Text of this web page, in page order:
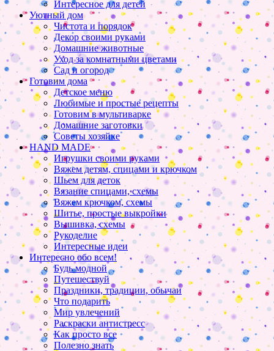
Интересное для детей
Уютный дом
Чистота и порядок
Декор своими руками
Домашние животные
Уход за комнатными цветами
Сад и огород
Готовим дома
Детское меню
Любимые и простые рецепты
Готовим в мультиварке
Домашние заготовки
Советы хозяйке
HAND MADE
Игрушки своими руками
Вяжем детям, спицами и крючком
Шьем для деток
Вязание спицами, схемы
Вяжем крючком, схемы
Шитье, простые выкройки
Вышивка, схемы
Рукоделие
Интересные идеи
Интересно обо всем!
Будь модной
Путешествуй
Праздники, традиции, обычаи
Что подарить
Мир увлечений
Раскраски антистресс
Как просто все
Полезно знать